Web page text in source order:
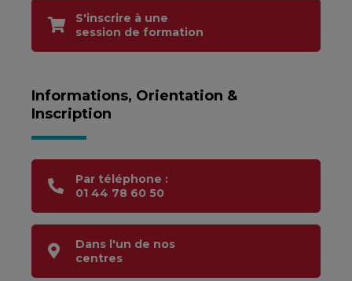
S'inscrire à une
session de formation
Informations, Orientation &
Inscription
Par téléphone :
01 44 78 60 50
Dans l'un de nos
centres